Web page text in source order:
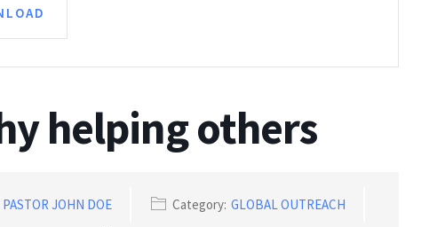
helping others
PASTOR JOHN DOE Category: GLOBAL OUTREACH